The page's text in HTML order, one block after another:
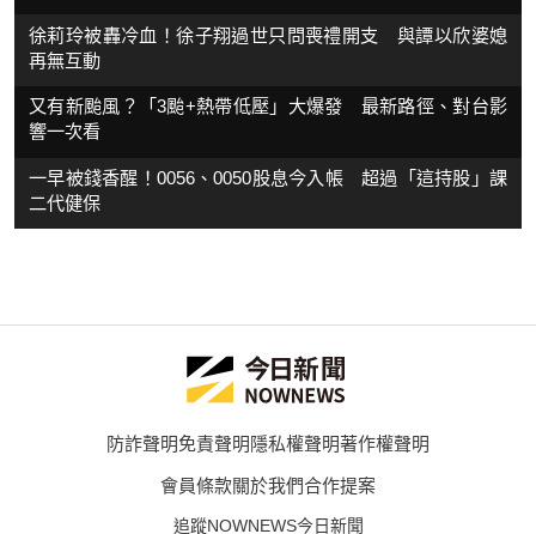
徐莉玲被轟冷血！徐子翔過世只問喪禮開支 與譚以欣婆媳
再無互動
又有新颱風？「3颱+熱帶低壓」大爆發 最新路徑、對台影
響一次看
一早被錢香醒！0056、0050股息今入帳 超過「這持股」課
二代健保
防詐聲明免責聲明隱私權聲明著作權聲明
會員條款關於我們合作提案
追蹤NOWNEWS今日新聞